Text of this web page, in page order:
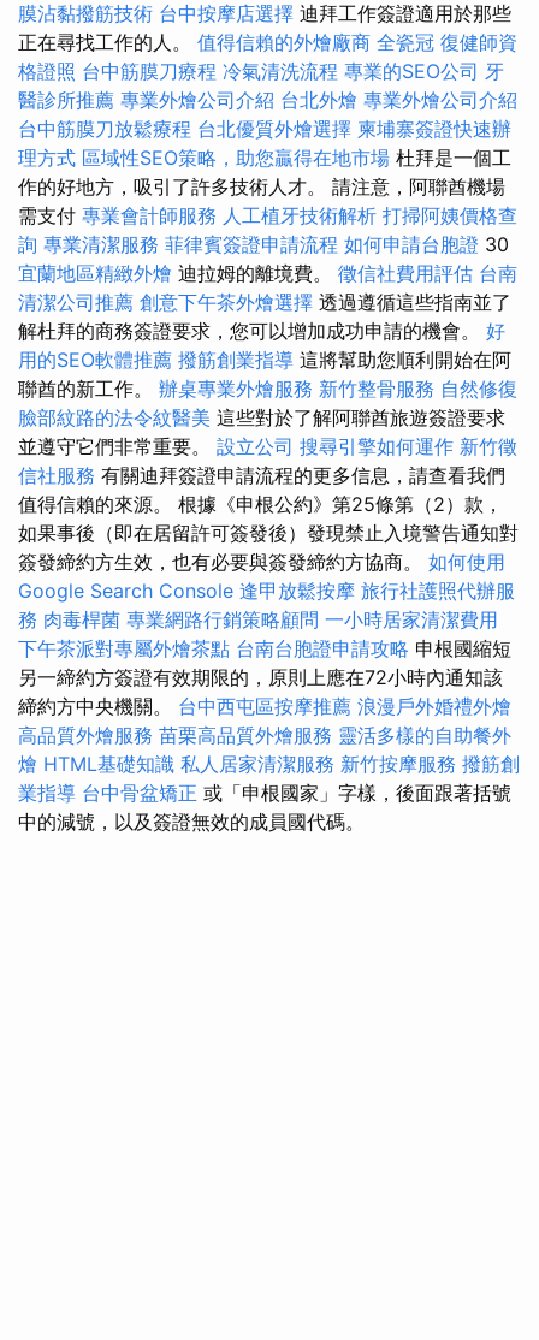
膜沾黏撥筋技術 台中按摩店選擇 迪拜工作簽證適用於那些
正在尋找工作的人。 值得信賴的外燴廠商 全瓷冠 復健師資
格證照 台中筋膜刀療程 冷氣清洗流程 專業的SEO公司 牙
醫診所推薦 專業外燴公司介紹 台北外燴 專業外燴公司介紹
台中筋膜刀放鬆療程 台北優質外燴選擇 柬埔寨簽證快速辦
理方式 區域性SEO策略，助您贏得在地市場 杜拜是一個工
作的好地方，吸引了許多技術人才。 請注意，阿聯酋機場
需支付 專業會計師服務 人工植牙技術解析 打掃阿姨價格查
詢 專業清潔服務 菲律賓簽證申請流程 如何申請台胞證 30
宜蘭地區精緻外燴 迪拉姆的離境費。 徵信社費用評估 台南
清潔公司推薦 創意下午茶外燴選擇 透過遵循這些指南並了
解杜拜的商務簽證要求，您可以增加成功申請的機會。 好
用的SEO軟體推薦 撥筋創業指導 這將幫助您順利開始在阿
聯酋的新工作。 辦桌專業外燴服務 新竹整骨服務 自然修復
臉部紋路的法令紋醫美 這些對於了解阿聯酋旅遊簽證要求
並遵守它們非常重要。 設立公司 搜尋引擎如何運作 新竹徵
信社服務 有關迪拜簽證申請流程的更多信息，請查看我們
值得信賴的來源。 根據《申根公約》第25條第（2）款，
如果事後（即在居留許可簽發後）發現禁止入境警告通知對
簽發締約方生效，也有必要與簽發締約方協商。 如何使用
Google Search Console 逢甲放鬆按摩 旅行社護照代辦服
務 肉毒桿菌 專業網路行銷策略顧問 一小時居家清潔費用
下午茶派對專屬外燴茶點 台南台胞證申請攻略 申根國縮短
另一締約方簽證有效期限的，原則上應在72小時內通知該
締約方中央機關。 台中西屯區按摩推薦 浪漫戶外婚禮外燴
高品質外燴服務 苗栗高品質外燴服務 靈活多樣的自助餐外
燴 HTML基礎知識 私人居家清潔服務 新竹按摩服務 撥筋創
業指導 台中骨盆矯正 或「申根國家」字樣，後面跟著括號
中的減號，以及簽證無效的成員國代碼。